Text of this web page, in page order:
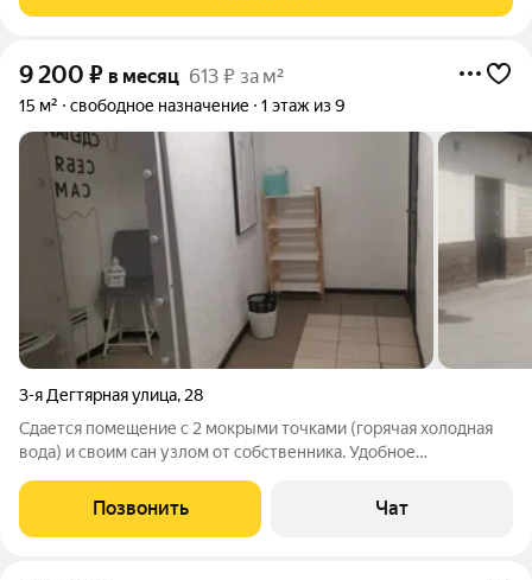
9 200 ₽ в месяц 613 ₽ за м²
15 м² свободное назначение 1 этаж из 9
3-я Дегтярная улица, 28
Сдается помещение с 2 мокрыми точками (горячая холодная
вода) и своим сан узлом от собственника. Удобное
парковки, доступность общественного транспорта. Рядом
большой жилой фонд. Имеется общий
Позвонить Чат